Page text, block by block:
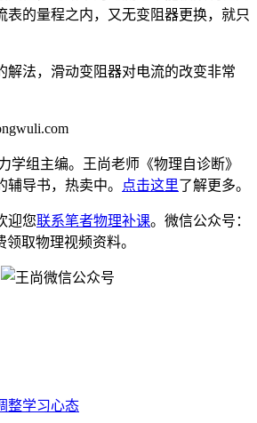
表的量程之内，又无变阻器更换，就只
解法，滑动变阻器对电流的改变非常
学组主编。王尚老师《物理自诊断》
导书，热卖中。
点击这里了解更多。
迎您联系笔者物理补课。微信公众号：
领取物理视频资料。
整学习心态